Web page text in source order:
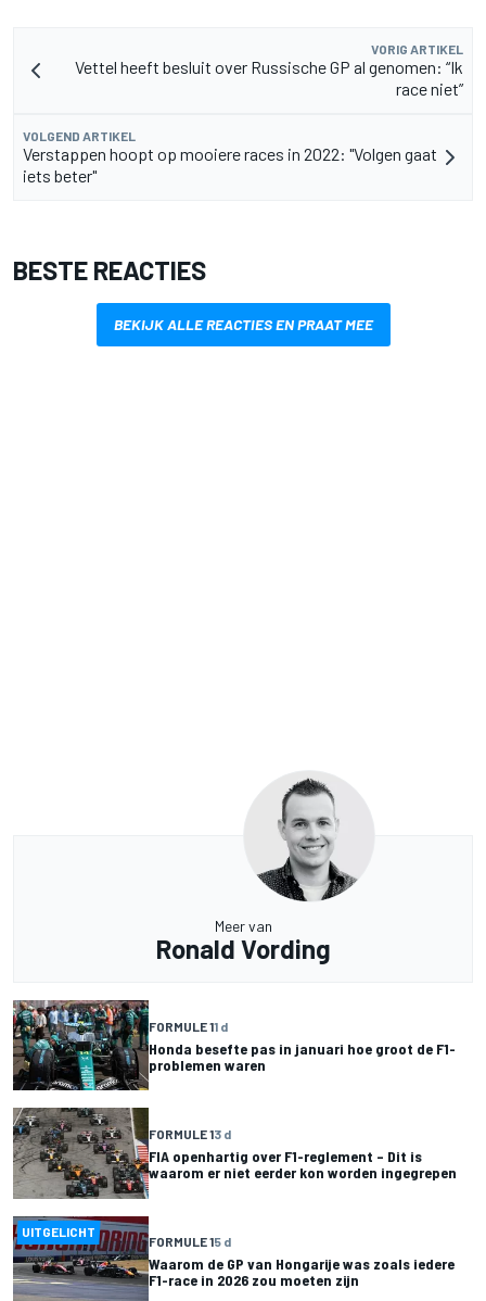
VORIG ARTIKEL
Vettel heeft besluit over Russische GP al genomen: “Ik
race niet”
VOLGEND ARTIKEL
Verstappen hoopt op mooiere races in 2022: "Volgen gaat
iets beter"
BESTE REACTIES
BEKIJK ALLE REACTIES EN PRAAT MEE
Meer van
Ronald Vording
FORMULE 11 d
Honda besefte pas in januari hoe groot de F1-
problemen waren
FORMULE 13 d
FIA openhartig over F1-reglement – Dit is
waarom er niet eerder kon worden ingegrepen
UITGELICHT
FORMULE 15 d
Waarom de GP van Hongarije was zoals iedere
F1-race in 2026 zou moeten zijn